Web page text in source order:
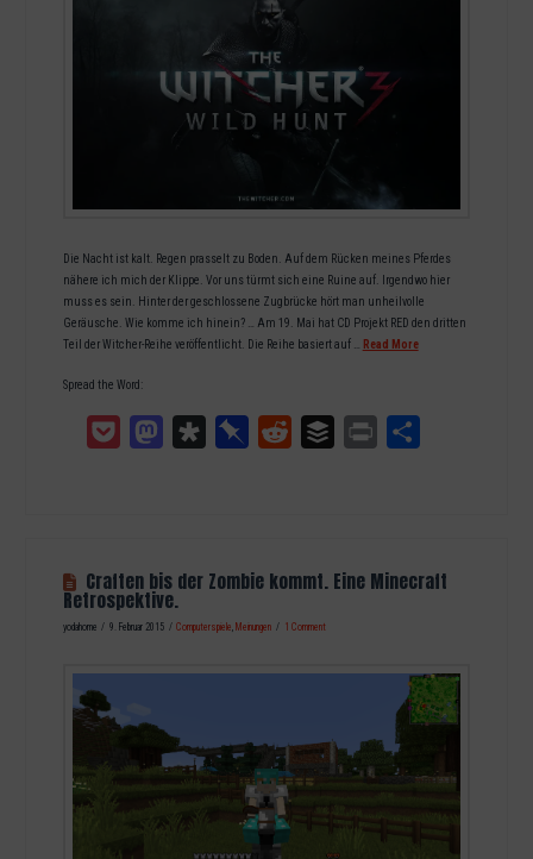
Die Nacht ist kalt. Regen prasselt zu Boden. Auf dem Rücken meines Pferdes
nähere ich mich der Klippe. Vor uns türmt sich eine Ruine auf. Irgendwo hier
muss es sein. Hinter der geschlossene Zugbrücke hört man unheilvolle
Geräusche. Wie komme ich hinein? … Am 19. Mai hat CD Projekt RED den dritten
Teil der Witcher-Reihe veröffentlicht. Die Reihe basiert auf …
Read More
Spread the Word:
Pocket MastodonDiasporaPinboardReddit Buffer Print
Craften bis der Zombie kommt. Eine Minecraft
Retrospektive.
yodahome 9. Februar 2015 Computerspiele, Meinungen 1 Comment